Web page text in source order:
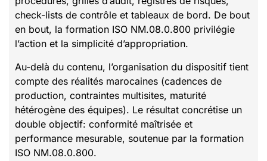
check-lists de contrôle et tableaux de bord. De bout
en bout, la formation ISO NM.08.0.800 privilégie
l’action et la simplicité d’appropriation.
Au-delà du contenu, l’organisation du dispositif tient
compte des réalités marocaines (cadences de
production, contraintes multisites, maturité
hétérogène des équipes). Le résultat concrétise un
double objectif: conformité maîtrisée et
performance mesurable, soutenue par la formation
ISO NM.08.0.800.